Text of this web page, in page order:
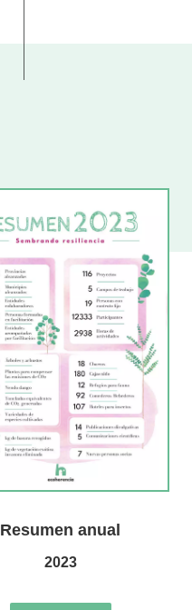
Resumen anual
2023